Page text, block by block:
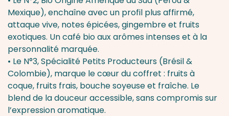
Mexique), enchaîne avec un profil plus affirmé,
attaque vive, notes épicées, gingembre et fruits
exotiques. Un café bio aux arômes intenses et à la
personnalité marquée.
• Le N°3, Spécialité Petits Producteurs (Brésil &
Colombie), marque le cœur du coffret : fruits à
coque, fruits frais, bouche soyeuse et fraîche. Le
blend de la douceur accessible, sans compromis sur
l’expression aromatique.